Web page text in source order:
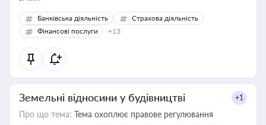
Банківська діяльність
Страхова діяльність
Фінансові послуги
+13
Земельні відносини у будівництві +1
Про що тема: Тема охоплює правове регулювання